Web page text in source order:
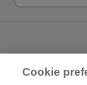
Cookie